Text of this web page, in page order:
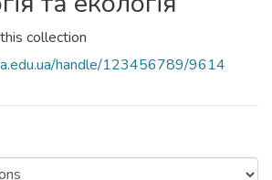
collection
handle/123456789/9614